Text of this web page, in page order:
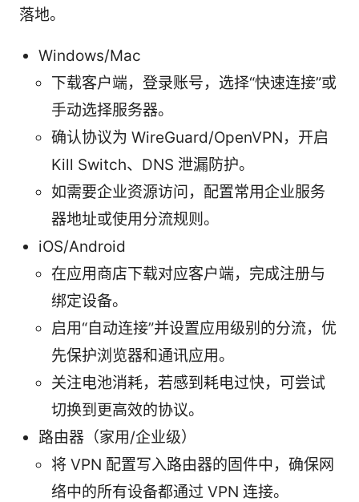
落地。
Windows/Mac
下载客户端，登录账号，选择“快速连接”或
手动选择服务器。
确认协议为 WireGuard/OpenVPN，开启
Kill Switch、DNS 泄漏防护。
如需要企业资源访问，配置常用企业服务
器地址或使用分流规则。
iOS/Android
在应用商店下载对应客户端，完成注册与
绑定设备。
启用“自动连接”并设置应用级别的分流，优
先保护浏览器和通讯应用。
关注电池消耗，若感到耗电过快，可尝试
切换到更高效的协议。
路由器（家用/企业级）
将 VPN 配置写入路由器的固件中，确保网
络中的所有设备都通过 VPN 连接。